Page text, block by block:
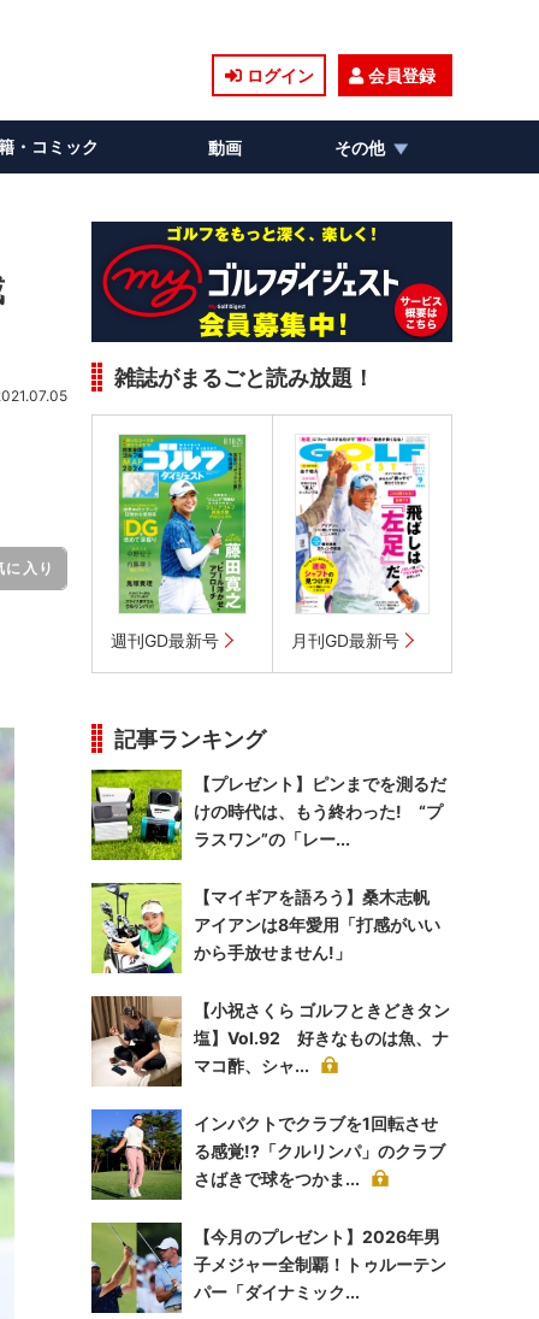
ログイン 会員登録
・コミック 動画 その他
に入り
雑誌がまるごと読み放題！
週刊GD最新号 月刊GD最新号
記事ランキング
【プレゼント】ピンまでを測るだ
けの時代は、もう終わった! “プ
ラスワン”の「レー...
【マイギアを語ろう】桑木志帆
アイアンは8年愛用「打感がいい
から手放せません!」
【小祝さくら ゴルフときどきタン
塩】Vol.92 好きなものは魚、ナ
マコ酢、シャ...
インパクトでクラブを1回転させ
る感覚!?「クルリンパ」のクラブ
さばきで球をつかま...
【今月のプレゼント】2026年男
子メジャー全制覇！トゥルーテン
パー「ダイナミック...